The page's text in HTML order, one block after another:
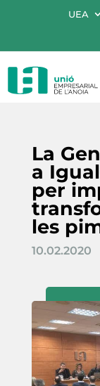
UEA
La
a
per
les
10.02.2020